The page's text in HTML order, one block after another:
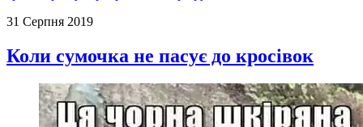
31 Серпня 2019
Коли сумочка не пасує до кросівок